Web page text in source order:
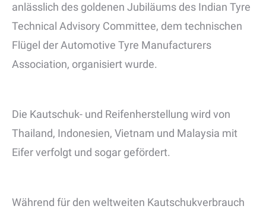
anlässlich des goldenen Jubiläums des Indian Tyre
Technical Advisory Committee, dem technischen
Flügel der Automotive Tyre Manufacturers
Association, organisiert wurde.
Die Kautschuk- und Reifenherstellung wird von
Thailand, Indonesien, Vietnam und Malaysia mit
Eifer verfolgt und sogar gefördert.
Während für den weltweiten Kautschukverbrauch